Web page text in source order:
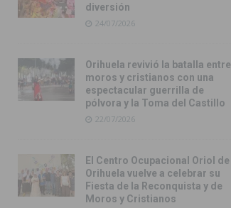
diversión
24/07/2026
Orihuela revivió la batalla entre
moros y cristianos con una
espectacular guerrilla de
pólvora y la Toma del Castillo
22/07/2026
El Centro Ocupacional Oriol de
Orihuela vuelve a celebrar su
Fiesta de la Reconquista y de
Moros y Cristianos